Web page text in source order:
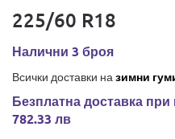
225/60 R18
Налични 3 броя
Всички доставки на зимни
Безплатна доставка
782.33 лв